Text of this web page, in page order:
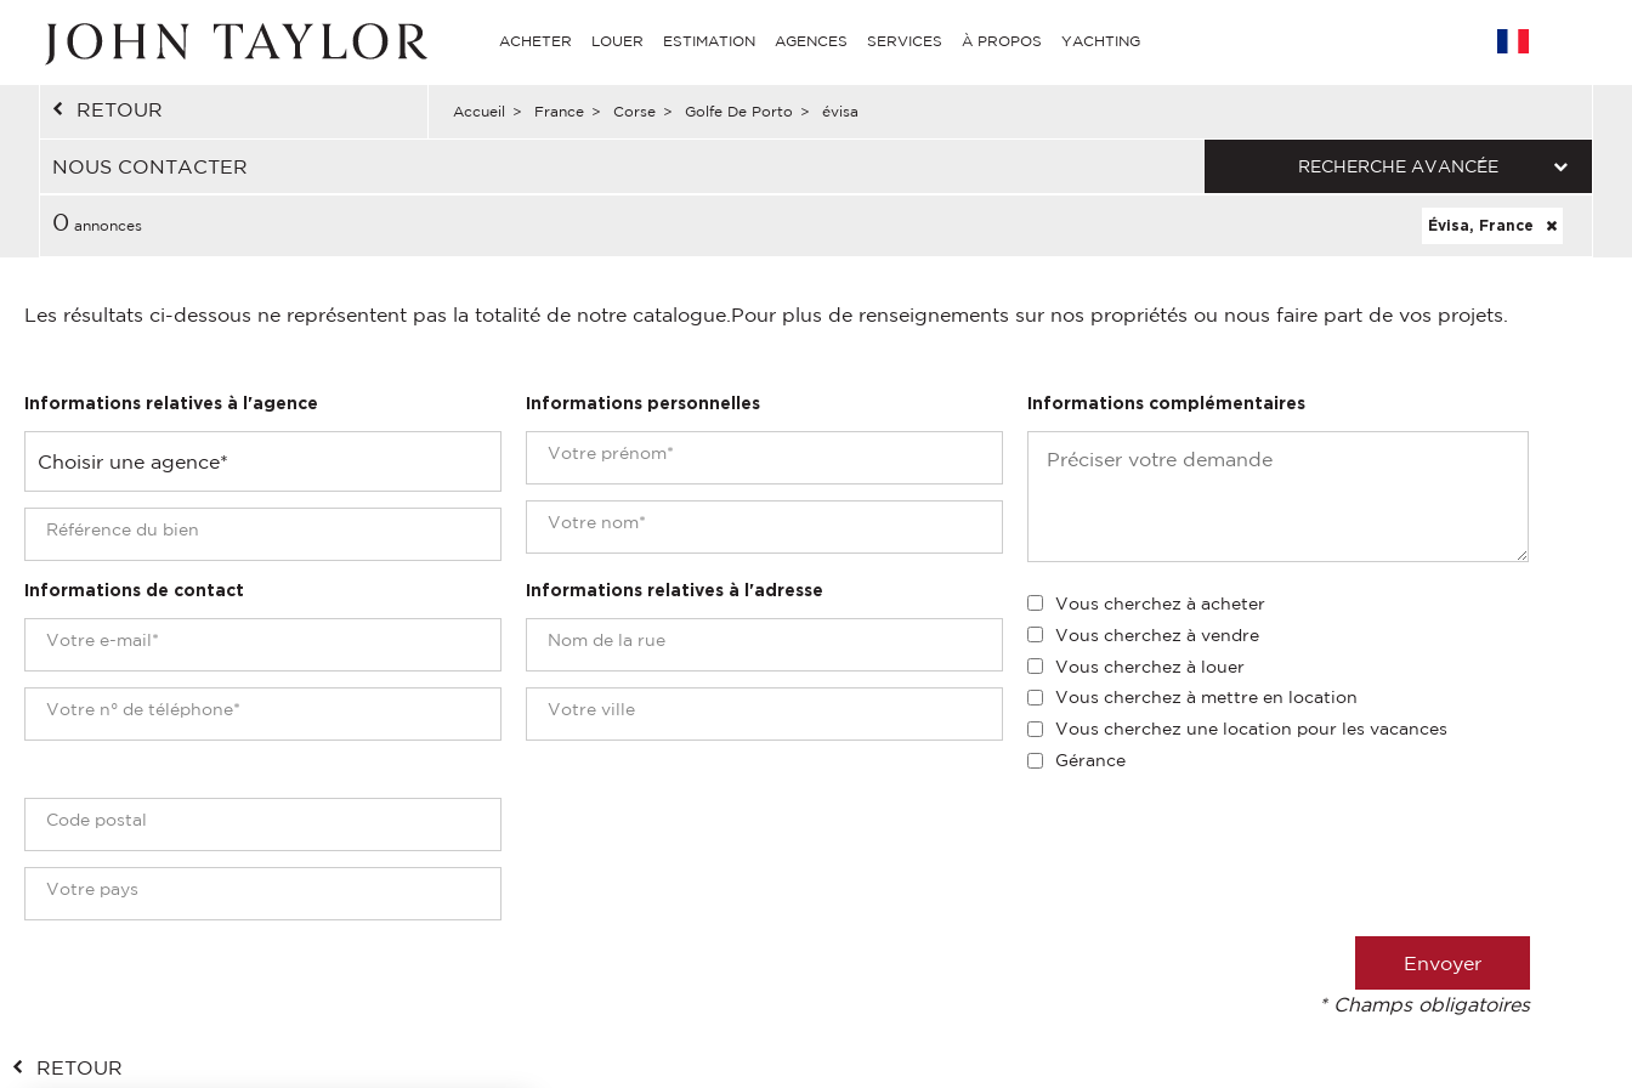
ACHETER LOUER ESTIMATION AGENCES SERVICES À PROPOS YACHTING
RETOUR Accueil > France > Corse > Golfe De Porto > évisa
NOUS CONTACTER RECHERCHE AVANCÉE
0 annonces Évisa, France
Les résultats ci-dessous ne représentent pas la totalité de notre catalogue. Pour plus de renseignements sur nos propriétés ou nous faire part de vos projets.
Informations relatives à l'agence Informations personnelles
Informations de contact Informations relatives à l'adresse
Informations complémentaires
Vous cherchez à acheter
Vous cherchez à vendre
Vous cherchez à louer
Vous cherchez à mettre en location
Vous cherchez une location pour les vacances
Gérance
* Champs obligatoires
RETOUR